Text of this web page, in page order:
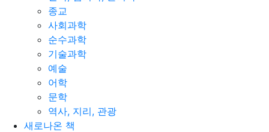
종교
사회과학
순수과학
기술과학
예술
어학
문학
역사, 지리, 관광
새로나온 책